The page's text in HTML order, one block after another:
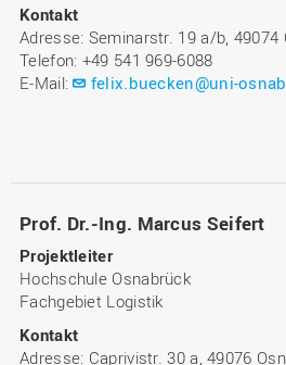
Kontakt
Adresse: Seminarstr. 19 a/b, 49074
Telefon: +49 541 969-6088
E-Mail:
felix.buecken@uni-
Prof. Dr.-Ing. Marcus Seifert
Projektleiter
Hochschule Osnabrück
Fachgebiet Logistik
Kontakt
Adresse: Caprivistr. 30 a, 49076